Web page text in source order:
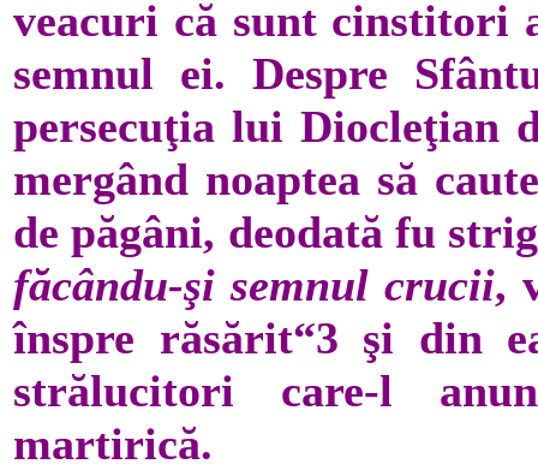
veacuri că sunt cinstitori
semnul ei. Despre
persecuţia lui Diocleţian
mergând noaptea să
de păgâni, deodată fu
făcându-şi semnul crucii,
înspre răsărit“3 şi din
strălucitori care-l
martirică.